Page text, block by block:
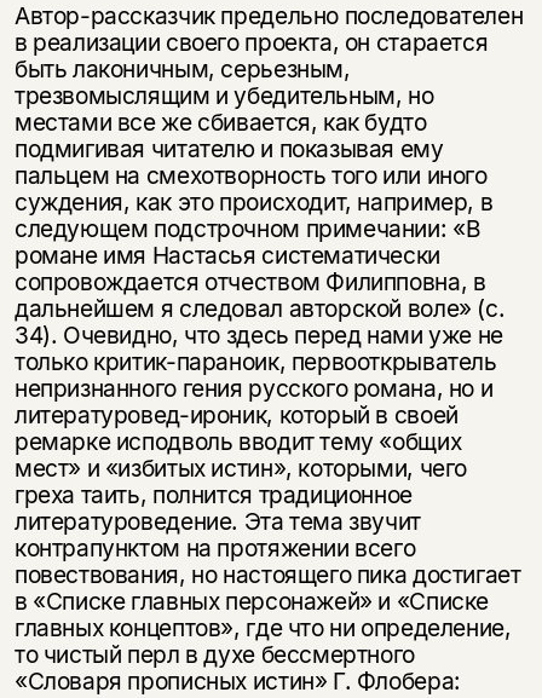
Автор-рассказчик предельно последователен
в реализации своего проекта, он старается
быть лаконичным, серьезным,
трезвомыслящим и убедительным, но
местами все же сбивается, как будто
подмигивая читателю и показывая ему
пальцем на смехотворность того или иного
суждения, как это происходит, например, в
следующем подстрочном примечании: «В
романе имя Настасья систематически
сопровождается отчеством Филипповна, в
дальнейшем я следовал авторской воле» (с.
34). Очевидно, что здесь перед нами уже не
только критик-параноик, первооткрыватель
непризнанного гения русского романа, но и
литературовед-ироник, который в своей
ремарке исподволь вводит тему «общих
мест» и «избитых истин», которыми, чего
греха таить, полнится традиционное
литературоведение. Эта тема звучит
контрапунктом на протяжении всего
повествования, но настоящего пика достигает
в «Списке главных персонажей» и «Списке
главных концептов», где что ни определение,
то чистый перл в духе бессмертного
«Словаря прописных истин» Г. Флобера: